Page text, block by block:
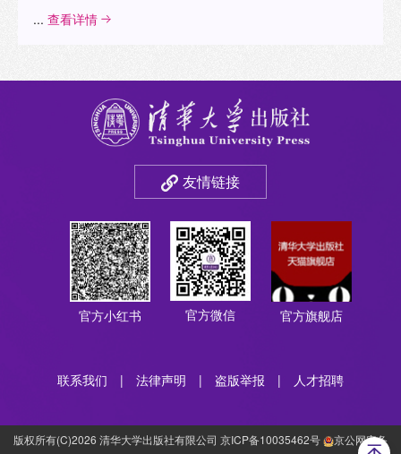
... 查看详情
友情链接
官方小红书 官方微信 官方旗舰店
联系我们 | 法律声明 | 盗版举报 | 人才招聘
版权所有(C)2026 清华大学出版社有限公司 京ICP备10035462号
京公网安备